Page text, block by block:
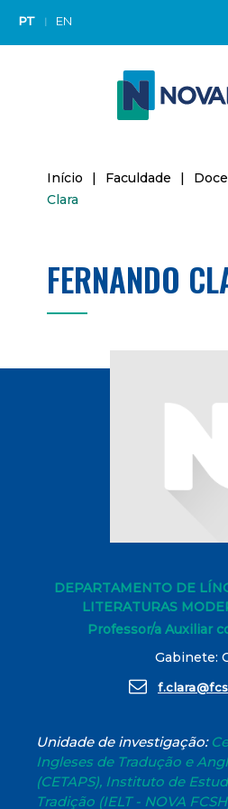
PT EN
Início | Faculdade |
Clara
FERNANDO
DEPARTAMENTO DE
LITERATURAS
Professor/a Auxiliar
Gabinete:
Unidade de investigação:
Ingleses de Tradução e
(CETAPS), Instituto de
Tradição (IELT - NOVA